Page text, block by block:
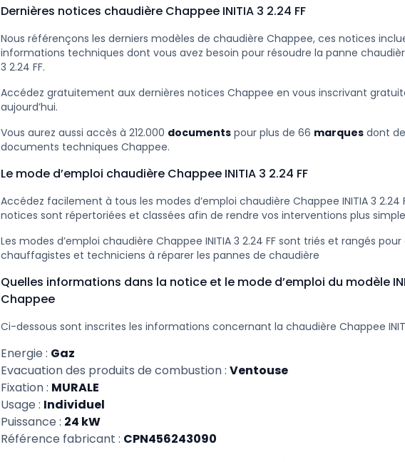
Dernières notices chaudière Chappee INITIA 3 2.24 FF
Nous référençons les derniers modèles de chaudière Chappee, ces notices
informations techniques dont vous avez besoin pour résoudre la panne
3 2.24 FF.
Accédez gratuitement aux dernières notices Chappee en vous inscrivant
aujourd’hui.
Vous aurez aussi accès à 212.000 documents pour plus de 66 marques dont
documents techniques Chappee.
Le mode d’emploi chaudière Chappee INITIA 3 2.24 FF
Accédez facilement à tous les modes d’emploi chaudière Chappee INITIA 3 2.24
notices sont répertoriées et classées afin de rendre vos interventions plus
Les modes d’emploi chaudière Chappee INITIA 3 2.24 FF sont triés et rangés pour
chauffagistes et techniciens à réparer les pannes de chaudière
Quelles informations dans la notice et le mode d’emploi du modèle
Chappee
Ci-dessous sont inscrites les informations concernant la chaudière Chappee
Energie : Gaz
Evacuation des produits de combustion : Ventouse
Fixation : MURALE
Usage : Individuel
Puissance : 24 kW
Référence fabricant : CPN456243090